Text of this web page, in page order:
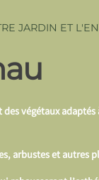
JARDIN ET
végétaux
arbustes et autres